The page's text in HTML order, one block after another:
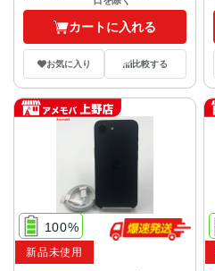
カートに入れる
お気に入り 比較する
100%
新品未使用